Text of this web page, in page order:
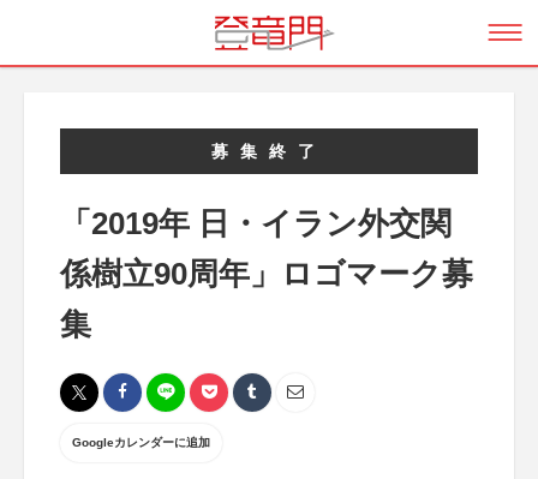
募集終了
「2019年 日・イラン外交関
係樹立90周年」ロゴマーク募
集
Googleカレンダーに追加